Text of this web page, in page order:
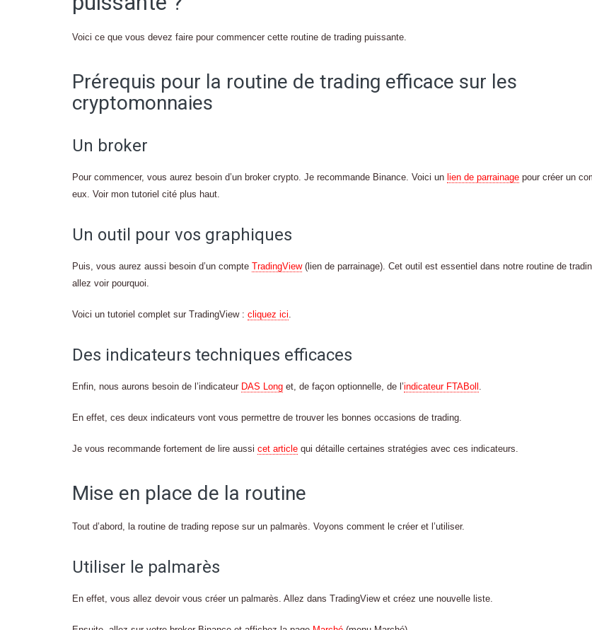
Voici ce que vous devez faire pour commencer cette routine de trading puissante.
Prérequis pour la routine de trading efficace sur les
cryptomonnaies
Un broker
Pour commencer, vous aurez besoin d’un broker crypto. Je recommande Binance. Voici un lien de parrainage pour créer un
eux. Voir mon tutoriel cité plus haut.
Un outil pour vos graphiques
Puis, vous aurez aussi besoin d’un compte TradingView(lien de parrainage). Cet outil est essentiel dans notre routine de
allez voir pourquoi.
Voici un tutoriel complet sur TradingView : cliquez ici
Des indicateurs techniques efficaces
Enfin, nous aurons besoin de l’indicateur DAS Long et, de façon optionnelle, de l’indicateur FTABoll
En effet, ces deux indicateurs vont vous permettre de trouver les bonnes occasions de trading.
Je vous recommande fortement de lire aussi cet article qui détaille certaines stratégies avec ces indicateurs.
Mise en place de la routine
Tout d’abord, la routine de trading repose sur un palmarès. Voyons comment le créer et l’utiliser.
Utiliser le palmarès
En effet, vous allez devoir vous créer un palmarès. Allez dans TradingView et créez une nouvelle liste.